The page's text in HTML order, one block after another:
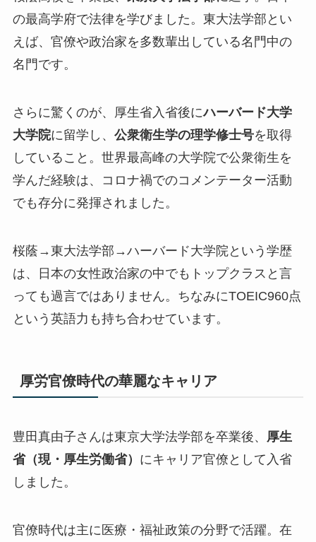
の最高学府で法律を学びました。東大法学部とい
えば、官僚や政治家を多数輩出している名門中の
名門です。
さらに驚くのが、厚生省入省後にハーバード大学
大学院に留学し、 公衆衛生学の理学修士号を取得
していること。世界最高峰の大学院で公衆衛生を
学んだ経験は、コロナ禍でのコメンテーター活動
でも存分に発揮されました。
桜蔭→東大法学部→ハーバード大学院という学歴
は、日本の女性政治家の中でもトップクラス と言
っても過言ではありません。ちなみにTOEIC960点
という英語力も持ち合わせています。
厚労官僚時代の華麗なキャリア
豊田真由子さんは東京大学法学部を卒業後、 厚生
省（現・厚生労働省） にキャリア官僚として入省
しました。
官僚時代は主に医療・福祉政策の分野で活躍。在